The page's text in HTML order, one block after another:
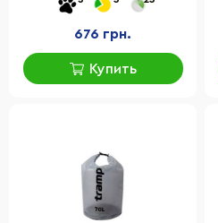
676 грн.
Купить